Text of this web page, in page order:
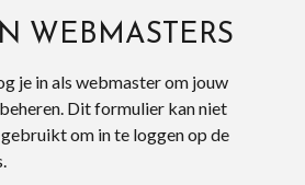
WEBMASTERS
je in als webmaster om jouw
Dit formulier kan niet
om in te loggen op de